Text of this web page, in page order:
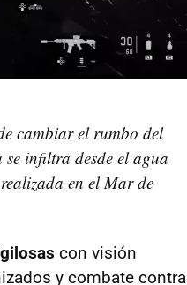
cambiar el rumbo del
infiltra desde el agua
en el Mar de
con visión
y combate contra